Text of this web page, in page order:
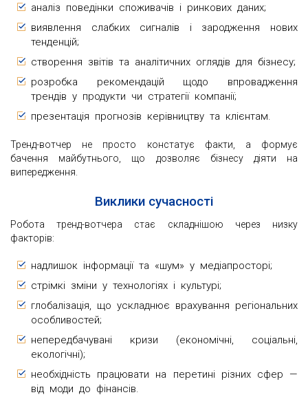
аналіз поведінки споживачів і ринкових даних;
виявлення слабких сигналів і зародження нових
тенденцій;
створення звітів та аналітичних оглядів для бізнесу;
розробка рекомендацій щодо впровадження
трендів у продукти чи стратегії компанії;
презентація прогнозів керівництву та клієнтам.
Тренд-вотчер не просто констатує факти, а формує
бачення майбутнього, що дозволяє бізнесу діяти на
випередження.
Виклики сучасності
Робота тренд-вотчера стає складнішою через низку
факторів:
надлишок інформації та «шум» у медіапросторі;
стрімкі зміни у технологіях і культурі;
глобалізація, що ускладнює врахування регіональних
особливостей;
непередбачувані кризи (економічні, соціальні,
екологічні);
необхідність працювати на перетині різних сфер —
від моди до фінансів.